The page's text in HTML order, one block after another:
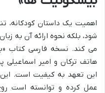
اهمیت یک داستان کودکانه،
شود، بلکه نحوه ارائه آن به
می کند. نسخه فارسی کتاب
هاتف ترکان و امیر اسماعیلی
این تعهد به کیفیت است. این
عمل کرده و توانسته است